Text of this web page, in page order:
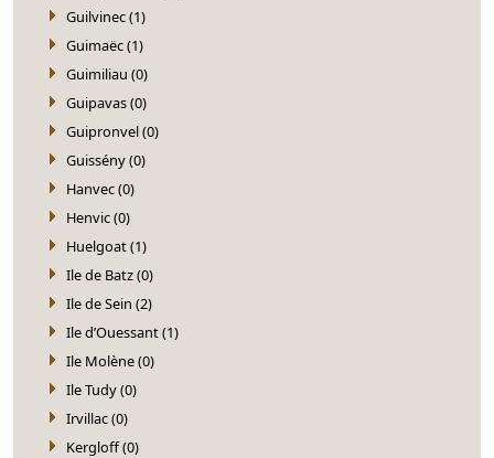
Guilvinec (1)
Guimaëc (1)
Guimiliau (0)
Guipavas (0)
Guipronvel (0)
Guissény (0)
Hanvec (0)
Henvic (0)
Huelgoat (1)
Ile de Batz (0)
Ile de Sein (2)
Ile d’Ouessant (1)
Ile Molène (0)
Ile Tudy (0)
Irvillac (0)
Kergloff (0)